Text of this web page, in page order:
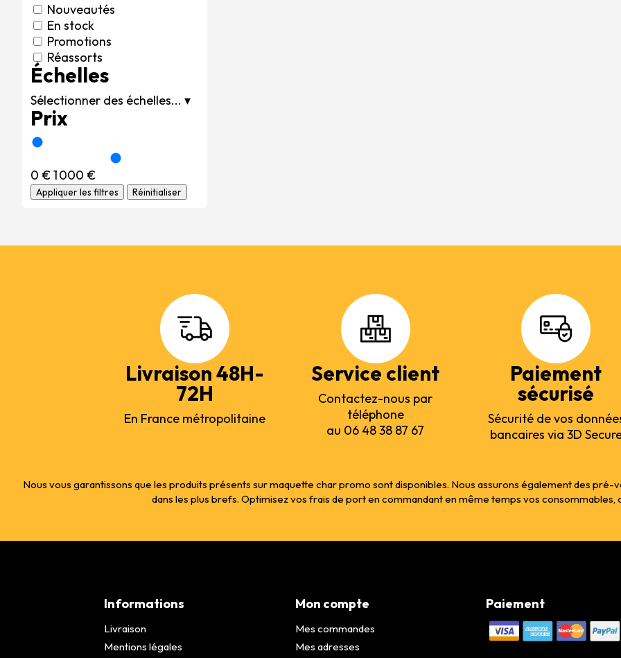
Nouveautés
En stock
Promotions
Réassorts
Échelles
Sélectionner des échelles... ▾
Prix
0 €1 000 €
Appliquer les filtres Réinitialiser
Livraison 48H-
72H
En France métropolitaine
Service client
Contactez-nous par
téléphone
au 06 48 38 87 67
Paiement
sécurisé
Sécurité de vos
bancaires via 3D
Nous vous garantissons que les produits présents sur maquette char promo sont disponibles. Nous assurons également des
dans les plus brefs. Optimisez vos frais de port en commandant en même temps vos consommables,
Informations
Livraison
Mentions légales
Mon compte
Mes commandes
Mes adresses
Paiement